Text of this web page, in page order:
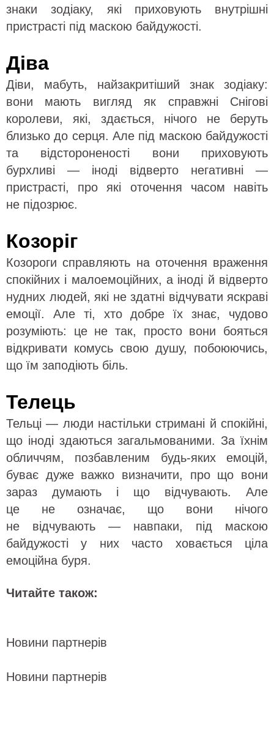
знаки зодіаку, які приховують внутрішні
пристрасті під маскою байдужості.
Діва
Діви, мабуть, найзакритіший знак зодіаку:
вони мають вигляд як справжні Снігові
королеви, які, здається, нічого не беруть
близько до серця. Але під маскою байдужості
та відстороненості вони приховують
бурхливі — іноді відверто негативні —
пристрасті, про які оточення часом навіть
не підозрює.
Козоріг
Козороги справляють на оточення враження
спокійних і малоемоційних, а іноді й відверто
нудних людей, які не здатні відчувати яскраві
емоції. Але ті, хто добре їх знає, чудово
розуміють: це не так, просто вони бояться
відкривати комусь свою душу, побоюючись,
що їм заподіють біль.
Телець
Тельці — люди настільки стримані й спокійні,
що іноді здаються загальмованими. За їхнім
обличчям, позбавленим будь-яких емоцій,
буває дуже важко визначити, про що вони
зараз думають і що відчувають. Але
це не означає, що вони нічого
не відчувають — навпаки, під маскою
байдужості у них часто ховається ціла
емоційна буря.
Читайте також:
Новини партнерів
Новини партнерів